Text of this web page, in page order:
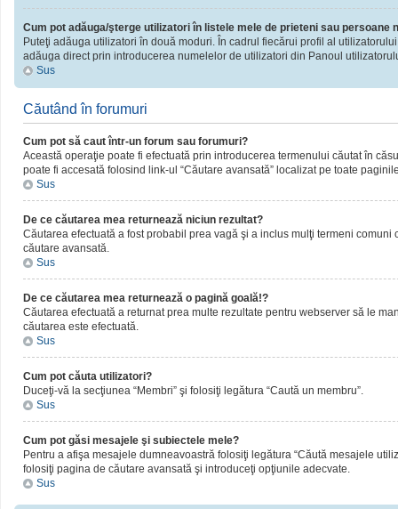
Cum pot adăuga/şterge utilizatori în listele mele de prieteni sau persoane
Puteţi adăuga utilizatori în două moduri. În cadrul fiecărui profil al
adăuga direct prin introducerea numelelor de utilizatori din Panoul
Sus
Căutând în forumuri
Cum pot să caut într-un forum sau forumuri?
Această operaţie poate fi efectuată prin introducerea termenului căutat în
poate fi accesată folosind link-ul “Căutare avansată” localizat pe toate
Sus
De ce căutarea mea returnează niciun rezultat?
Căutarea efectuată a fost probabil prea vagă şi a inclus mulţi termeni
căutare avansată.
Sus
De ce căutarea mea returnează o pagină goală!?
Căutarea efectuată a returnat prea multe rezultate pentru webserver să le
căutarea este efectuată.
Sus
Cum pot căuta utilizatori?
Duceţi-vă la secţiunea “Membri” şi folosiţi legătura “Caută un membru”.
Sus
Cum pot găsi mesajele şi subiectele mele?
Pentru a afişa mesajele dumneavoastră folosiţi legătura “Căută mesajele
folosiţi pagina de căutare avansată şi introduceţi opţiunile adecvate.
Sus